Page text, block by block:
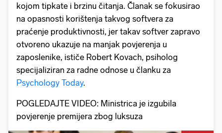
kojom tipkate i brzinu čitanja. Članak se fokusirao
na opasnosti korištenja takvog softvera za
praćenje produktivnosti, jer takav softver zapravo
otvoreno ukazuje na manjak povjerenja u
zaposlenike, ističe Robert Kovach, psiholog
specijaliziran za radne odnose u članku za
Psychology Today.
POGLEDAJTE VIDEO: Ministrica je izgubila
povjerenje premijera zbog luksuza